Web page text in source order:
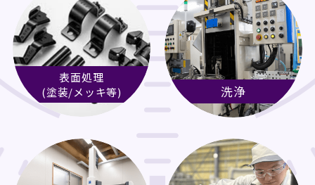
表面処理
(塗装/メッキ等)
洗浄